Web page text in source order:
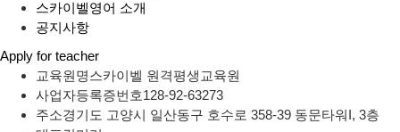
스카이벨영어 소개
공지사항
Apply for teacher
교육원명스카이벨 원격평생교육원
사업자등록증번호128-92-63273
주소경기도 고양시 일산동구 호수로 358-39 동문타워I, 3층